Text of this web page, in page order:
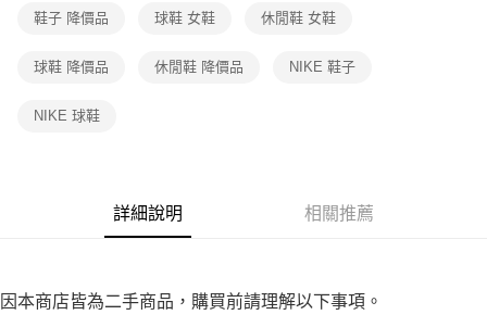
權轉讓予恩沛科技股份有限公司。
https://aftee.tw/terms/#terms3
３．未成年的使用者請事先徵得法定代理人或監護人之同意方可使用
任。
恩沛科技股份有限公司將有權停止該用戶之使用額度並採取法律行動。
鞋子 降價品 球鞋 女鞋 休閒鞋 女鞋
球鞋 降價品 休閒鞋 降價品 NIKE 鞋子
NIKE 球鞋
詳細說明 相關推薦
因本商店皆為二手商品，購買前請理解以下事項。